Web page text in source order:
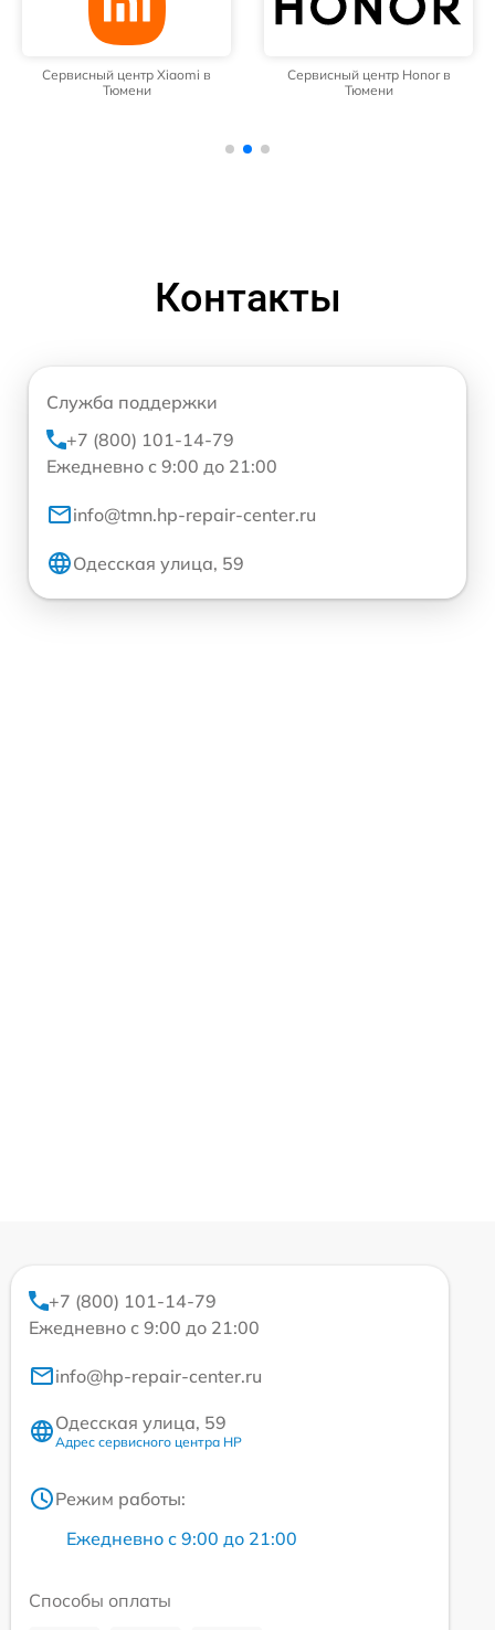
Сервисный центр Xiaomi в
Тюмени
Сервисный центр Honor в
Тюмени
Контакты
Служба поддержки
+7 (800) 101-14-79
Ежедневно с 9:00 до 21:00
info@tmn.hp-repair-center.ru
Одесская улица, 59
+7 (800) 101-14-79
Ежедневно с 9:00 до 21:00
info@hp-repair-center.ru
Одесская улица, 59
Адрес сервисного центра HP
Режим работы:
Ежедневно с 9:00 до 21:00
Способы оплаты